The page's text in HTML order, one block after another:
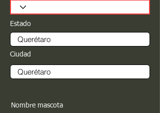
Estado
Ciudad
Nombre mascota